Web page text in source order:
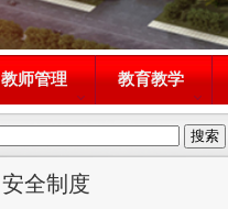
教师管理 教育教学
安全制度